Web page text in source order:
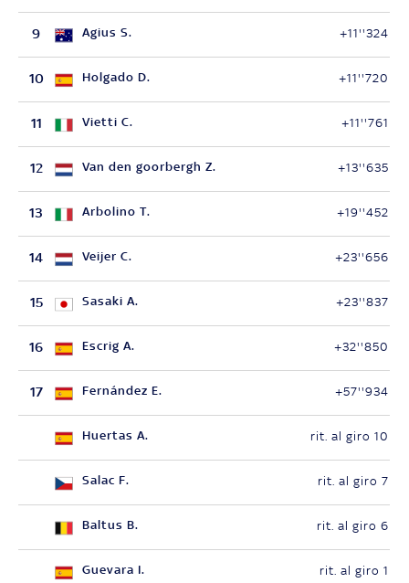
9 Agius S. +11''324
10 Holgado D. +11''720
11 Vietti C. +11''761
12 Van den goorbergh Z. +13''635
13 Arbolino T. +19''452
14 Veijer C. +23''656
15 Sasaki A. +23''837
16 Escrig A. +32''850
17 Fernández E. +57''934
Huertas A. rit. al giro 10
Salac F. rit. al giro 7
Baltus B. rit. al giro 6
Guevara I. rit. al giro 1